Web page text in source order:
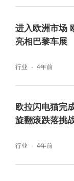
进入欧洲市场
亮相巴黎车展
行业 4年前
欧拉闪电猫完
旋翻滚跌落挑
行业 4年前